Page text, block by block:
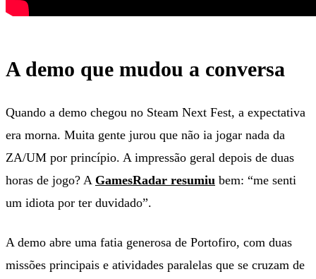
A demo que mudou a conversa
Quando a demo chegou no Steam Next Fest, a expectativa
era morna. Muita gente jurou que não ia jogar nada da
ZA/UM por princípio. A impressão geral depois de duas
horas de jogo? A GamesRadar resumiu bem: “me senti
um idiota por ter duvidado”.
A demo abre uma fatia generosa de Portofiro, com duas
missões principais e atividades paralelas que se cruzam de